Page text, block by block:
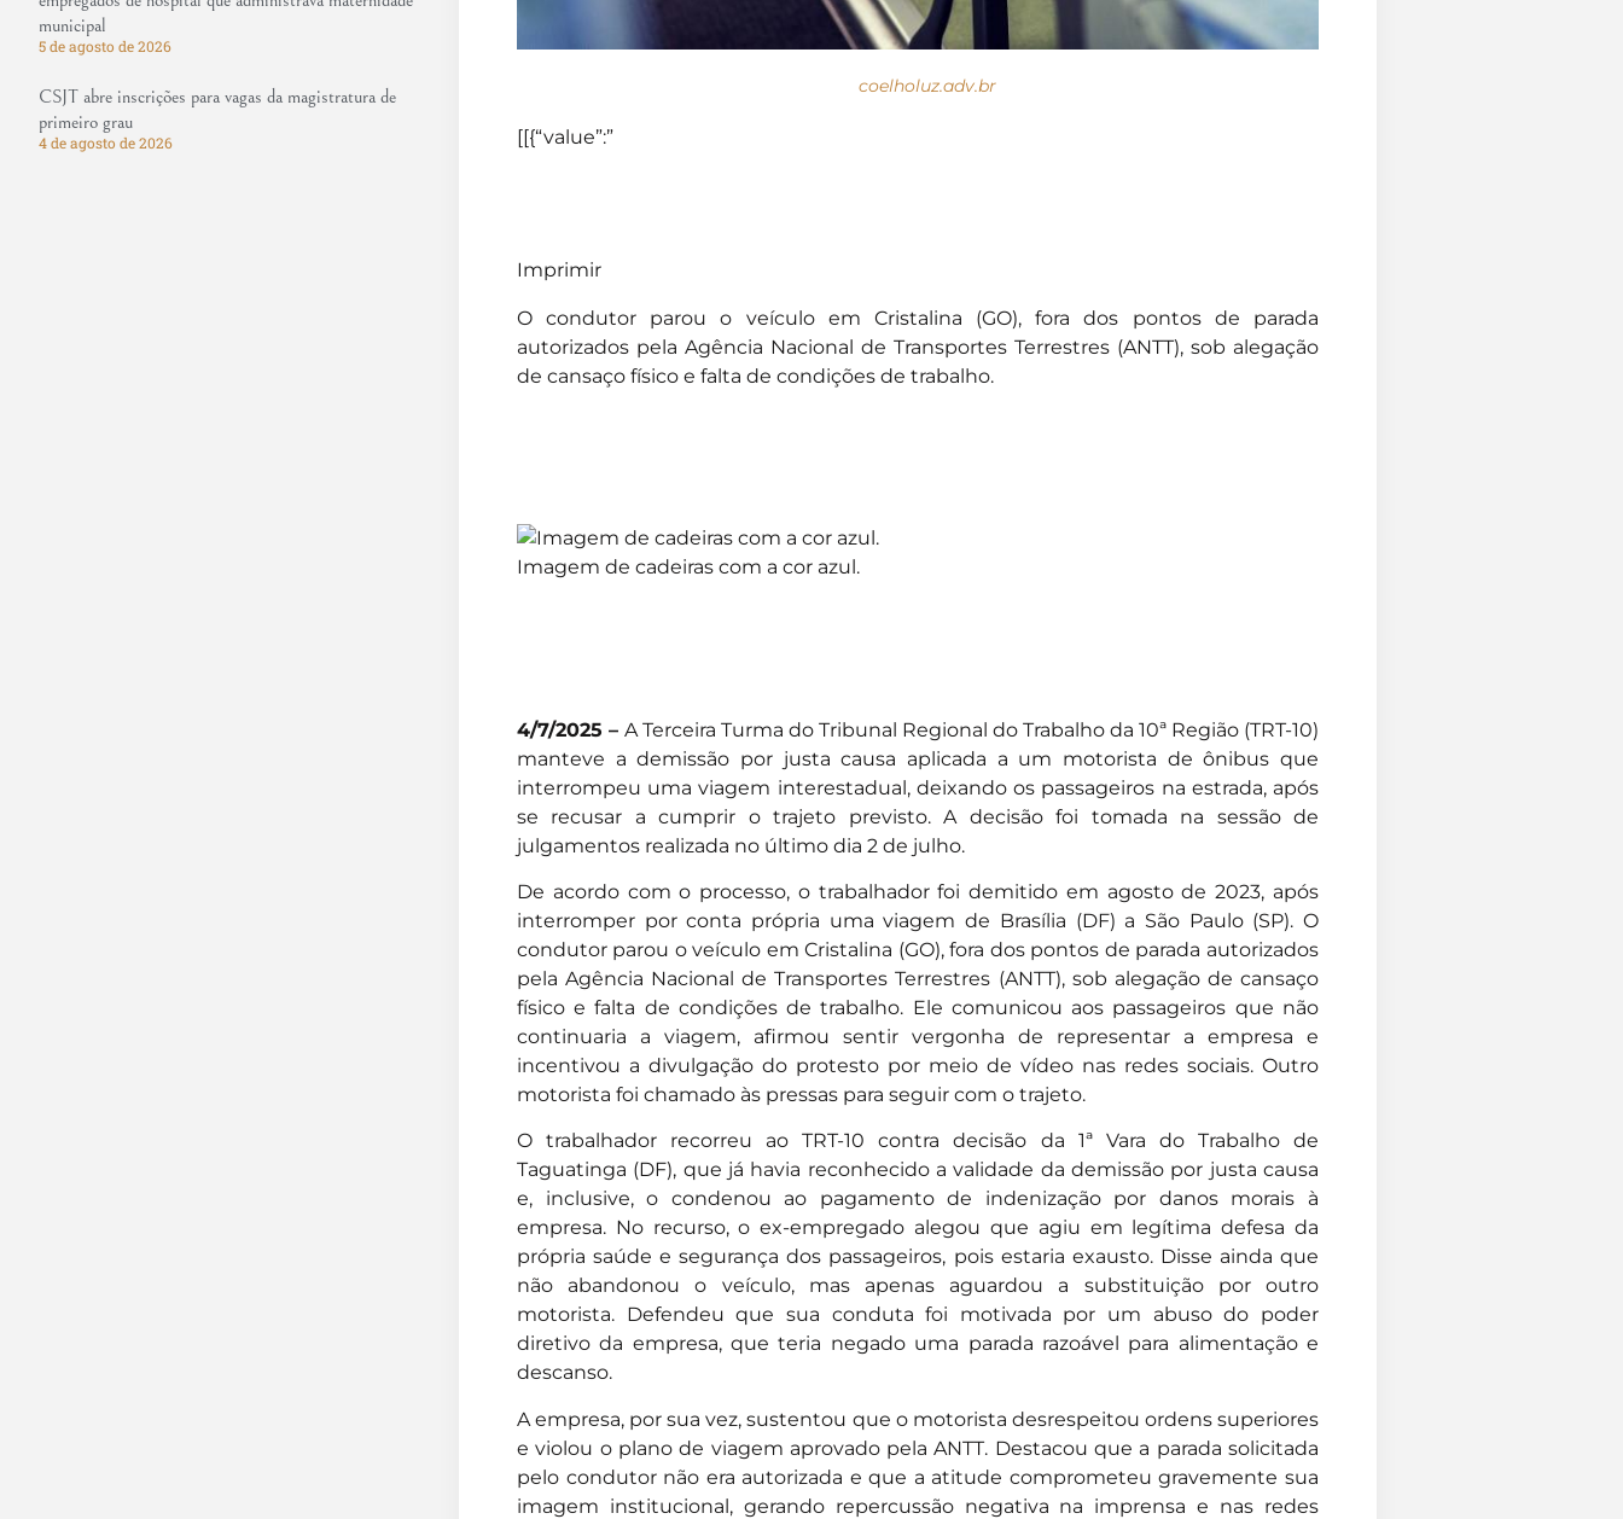
municipal
5 de agosto de 2026
CSJT abre inscrições para vagas da magistratura de
primeiro grau
4 de agosto de 2026
coelholuz.adv.br
[[{“value”:”
Imprimir
O condutor parou o veículo em Cristalina (GO), fora dos pontos de parada
autorizados pela Agência Nacional de Transportes Terrestres (ANTT), sob alegação
de cansaço físico e falta de condições de trabalho.
Imagem de cadeiras com a cor azul.
4/7/2025 – A Terceira Turma do Tribunal Regional do Trabalho da 10ª Região (TRT-10)
manteve a demissão por justa causa aplicada a um motorista de ônibus que
interrompeu uma viagem interestadual, deixando os passageiros na estrada, após
se recusar a cumprir o trajeto previsto. A decisão foi tomada na sessão de
julgamentos realizada no último dia 2 de julho.
De acordo com o processo, o trabalhador foi demitido em agosto de 2023, após
interromper por conta própria uma viagem de Brasília (DF) a São Paulo (SP). O
condutor parou o veículo em Cristalina (GO), fora dos pontos de parada autorizados
pela Agência Nacional de Transportes Terrestres (ANTT), sob alegação de cansaço
físico e falta de condições de trabalho. Ele comunicou aos passageiros que não
continuaria a viagem, afirmou sentir vergonha de representar a empresa e
incentivou a divulgação do protesto por meio de vídeo nas redes sociais. Outro
motorista foi chamado às pressas para seguir com o trajeto.
O trabalhador recorreu ao TRT-10 contra decisão da 1ª Vara do Trabalho de
Taguatinga (DF), que já havia reconhecido a validade da demissão por justa causa
e, inclusive, o condenou ao pagamento de indenização por danos morais à
empresa. No recurso, o ex-empregado alegou que agiu em legítima defesa da
própria saúde e segurança dos passageiros, pois estaria exausto. Disse ainda que
não abandonou o veículo, mas apenas aguardou a substituição por outro
motorista. Defendeu que sua conduta foi motivada por um abuso do poder
diretivo da empresa, que teria negado uma parada razoável para alimentação e
descanso.
A empresa, por sua vez, sustentou que o motorista desrespeitou ordens superiores
e violou o plano de viagem aprovado pela ANTT. Destacou que a parada solicitada
pelo condutor não era autorizada e que a atitude comprometeu gravemente sua
imagem institucional, gerando repercussão negativa na imprensa e nas redes